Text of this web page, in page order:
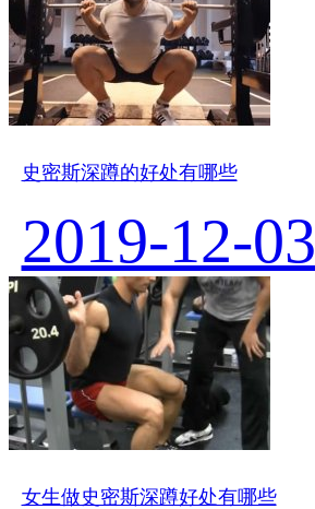
史密斯深蹲的好处有哪些
2019-12-03
女生做史密斯深蹲好处有哪些